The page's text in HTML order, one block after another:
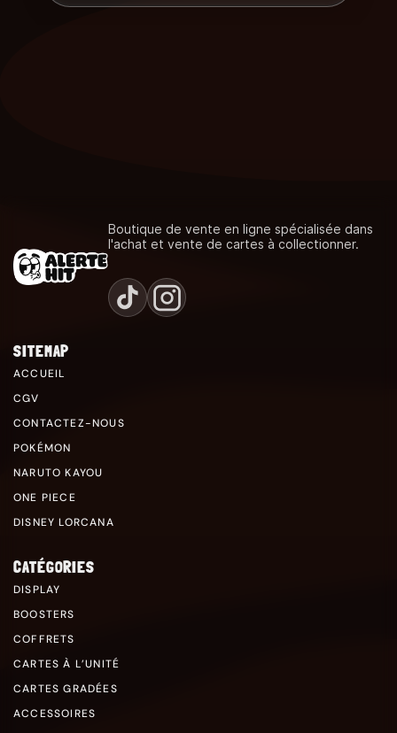
Boutique de vente en ligne spécialisée dans
l'achat et vente de cartes à collectionner.
SITEMAP
ACCUEIL
CGV
CONTACTEZ-NOUS
POKÉMON
NARUTO KAYOU
ONE PIECE
DISNEY LORCANA
CATÉGORIES
DISPLAY
BOOSTERS
COFFRETS
CARTES À L’UNITÉ
CARTES GRADÉES
ACCESSOIRES